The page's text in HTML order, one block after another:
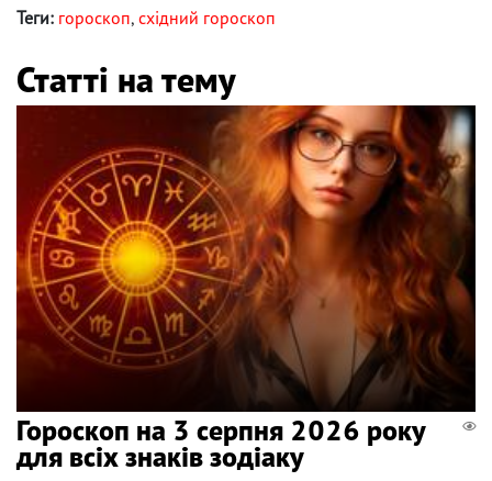
Теги: гороскоп, східний гороскоп
Статті на тему
Гороскоп на 3 серпня 2026 року
для всіх знаків зодіаку